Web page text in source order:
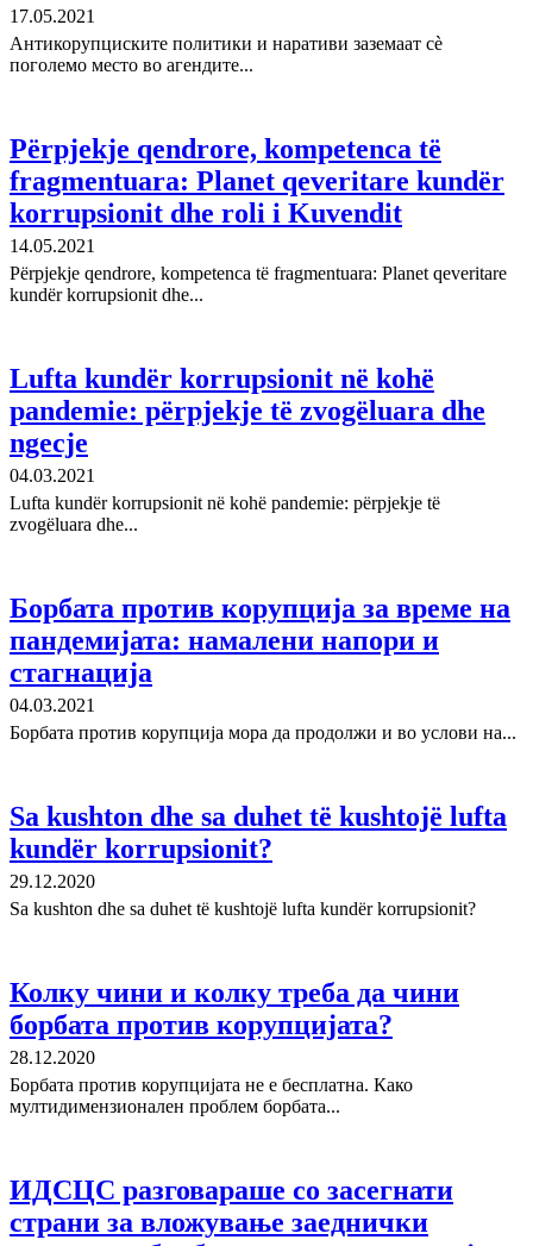
17.05.2021
Антикорупциските политики и наративи заземаат сè
поголемо место во агендите...
Pёrpjekje qendrore, kompetenca tё
fragmentuara: Planet qeveritare kundёr
korrupsionit dhe roli i Kuvendit
14.05.2021
Pёrpjekje qendrore, kompetenca tё fragmentuara: Planet qeveritare
kundёr korrupsionit dhe...
Lufta kundër korrupsionit në kohë
pandemie: përpjekje të zvogëluara dhe
ngecje
04.03.2021
Lufta kundër korrupsionit në kohë pandemie: përpjekje të
zvogëluara dhe...
Борбата против корупција за време на
пандемијата: намалени напори и
стагнација
04.03.2021
Борбата против корупција мора да продолжи и во услови на...
Sa kushton dhe sa duhet të kushtojë lufta
kundër korrupsionit?
29.12.2020
Sa kushton dhe sa duhet të kushtojë lufta kundër korrupsionit?
Колку чини и колку треба да чини
борбата против корупцијата?
28.12.2020
Борбата против корупцијата не е бесплатна. Како
мултидимензионален проблем борбата...
ИДСЦС разговараше со засегнати
страни за вложување заеднички